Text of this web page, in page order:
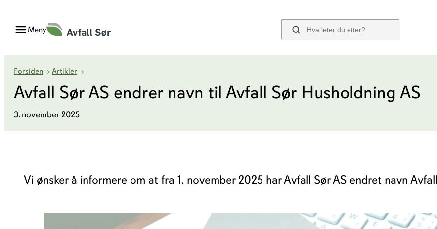
innhold
Meny
Finn dine hentedager
Faktura og betalingstjenester Registrering av SMS-varsel Posebyen
Renovasjonsgebyr
Søk
Forsiden › Artikler ›Avfall Sør AS endrer navn til Avfall Sør Husholdning AS
Avfall Sør AS endrer navn til Avfall Sør Husholdning AS
3. november 2025
Vi ønsker å informere om at fra 1. november 2025 har Avfall Sør AS endret navn